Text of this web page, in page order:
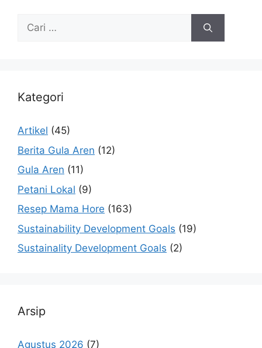
Kategori
Artikel (45)
Berita Gula Aren (12)
Gula Aren (11)
Petani Lokal (9)
Resep Mama Hore (163)
Sustainability Development Goals (19)
Sustainality Development Goals (2)
Arsip
Agustus 2026 (7)